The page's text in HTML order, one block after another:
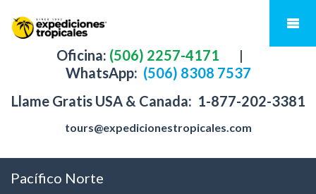
Oficina: (506) 2257-4171
|
WhatsApp: (506) 8308 7537
Llame Gratis USA & Canada: 1-877-202-3381
tours@expedicionestropicales.com
Pacífico Norte